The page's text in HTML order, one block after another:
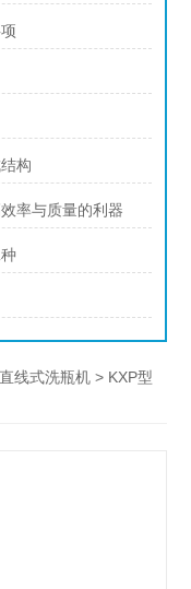
构
率与质量的利器
线式洗瓶机 > KXP型